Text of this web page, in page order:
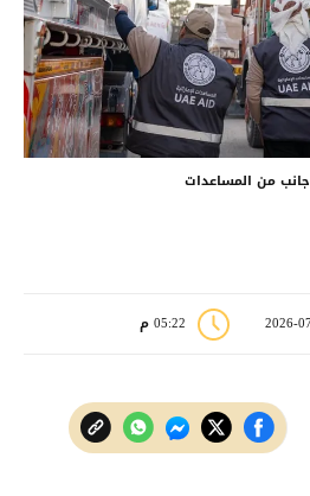
جانب من المساعدات
05:22 م